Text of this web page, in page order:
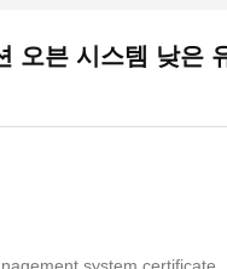
오븐 시스템 낮은